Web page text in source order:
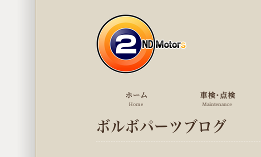
ボルボパーツブログ